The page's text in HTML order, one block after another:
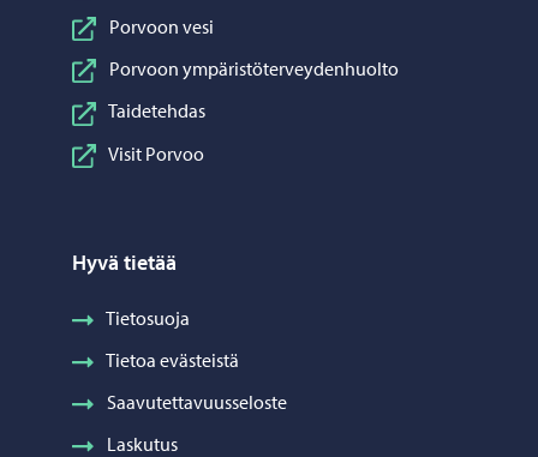
Porvoon vesi
Porvoon ympäristöterveydenhuolto
Taidetehdas
Visit Porvoo
Hyvä tietää
Tietosuoja
Tietoa evästeistä
Saavutettavuusseloste
Laskutus